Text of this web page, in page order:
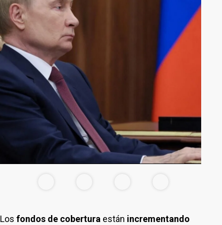
Los fondos de cobertura están incrementando